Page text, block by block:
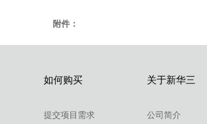
附件：
如何购买
提交项目需求
关于新华三
公司简介